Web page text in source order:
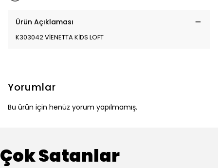
Ürün Açıklaması
K303042 VİENETTA KİDS LOFT
Yorumlar
Bu ürün için henüz yorum yapılmamış.
Çok Satanlar